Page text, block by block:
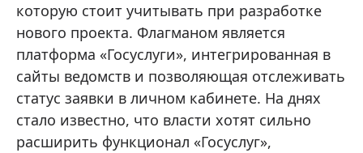
которую стоит учитывать при разработке
нового проекта. Флагманом является
платформа «Госуслуги», интегрированная в
сайты ведомств и позволяющая отслеживать
статус заявки в личном кабинете. На днях
стало известно, что власти хотят сильно
расширить функционал «Госуслуг»,